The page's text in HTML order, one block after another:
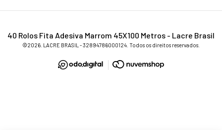
40 Rolos Fita Adesiva Marrom 45X100 Metros - Lacre Brasil
©2026. LACRE BRASIL - 32894786000124. Todos os direitos reservados.